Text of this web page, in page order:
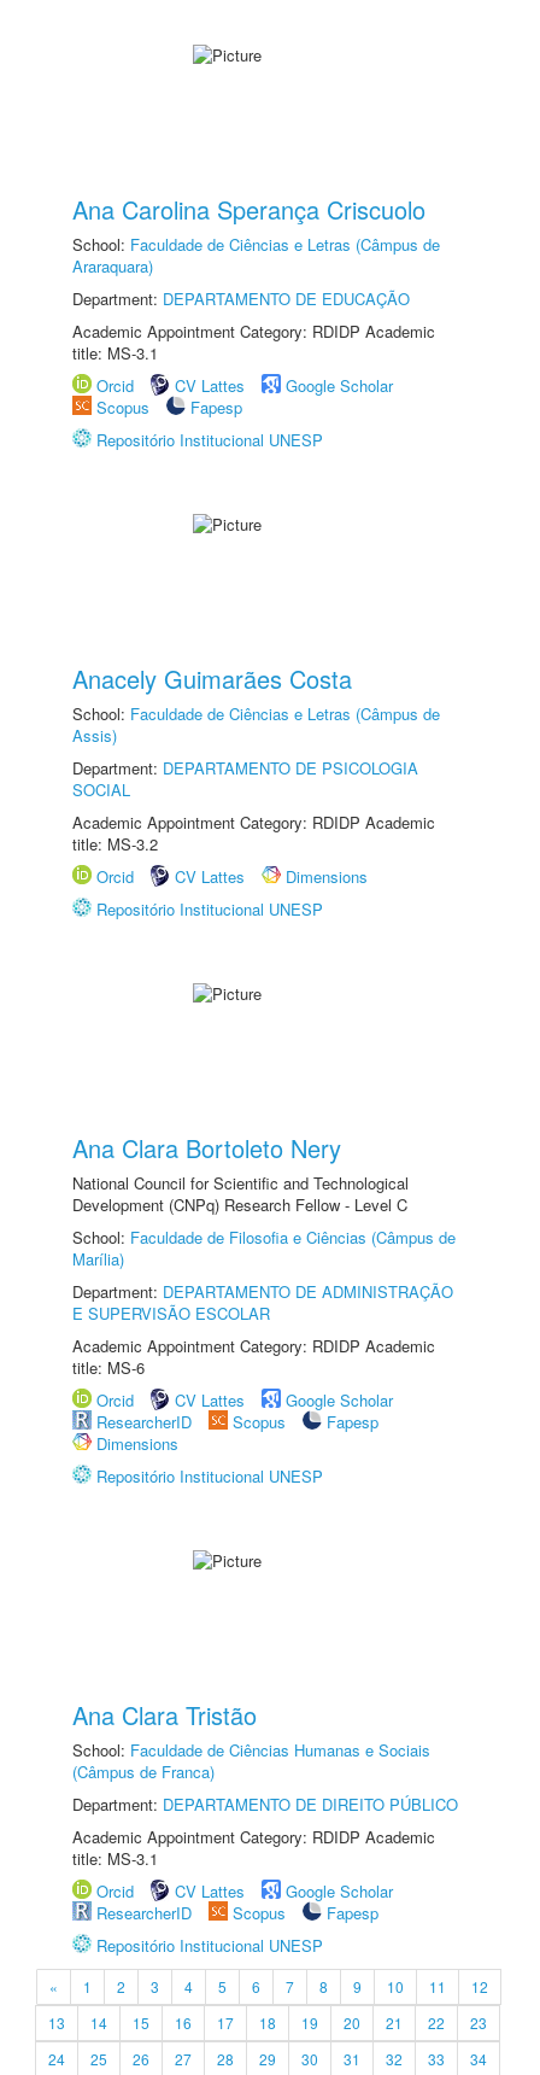
Ana Carolina Sperança Criscuolo
School: Faculdade de Ciências e Letras (Câmpus de
Araraquara)
Department: DEPARTAMENTO DE EDUCAÇÃO
Academic Appointment Category: RDIDP Academic
title: MS-3.1
Orcid
CV Lattes
Google Scholar
Scopus
Fapesp
Repositório Institucional UNESP
Anacely Guimarães Costa
School: Faculdade de Ciências e Letras (Câmpus de
Assis)
Department: DEPARTAMENTO DE PSICOLOGIA
SOCIAL
Academic Appointment Category: RDIDP Academic
title: MS-3.2
Orcid
CV Lattes
Dimensions
Repositório Institucional UNESP
Ana Clara Bortoleto Nery
National Council for Scientific and Technological
Development (CNPq) Research Fellow - Level C
School: Faculdade de Filosofia e Ciências (Câmpus de
Marília)
Department: DEPARTAMENTO DE ADMINISTRAÇÃO
E SUPERVISÃO ESCOLAR
Academic Appointment Category: RDIDP Academic
title: MS-6
Orcid
CV Lattes
Google Scholar
ResearcherID
Scopus
Fapesp
Dimensions
Repositório Institucional UNESP
Ana Clara Tristão
School: Faculdade de Ciências Humanas e Sociais
(Câmpus de Franca)
Department: DEPARTAMENTO DE DIREITO PÚBLICO
Academic Appointment Category: RDIDP Academic
title: MS-3.1
Orcid
CV Lattes
Google Scholar
ResearcherID
Scopus
Fapesp
Repositório Institucional UNESP
« 1 2 3 4 5 6 7 8 9 10 11
12
13
14 15 16 17 18 19 20 21 22
23
24
25 26 27 28 29 30 31 32 33
34